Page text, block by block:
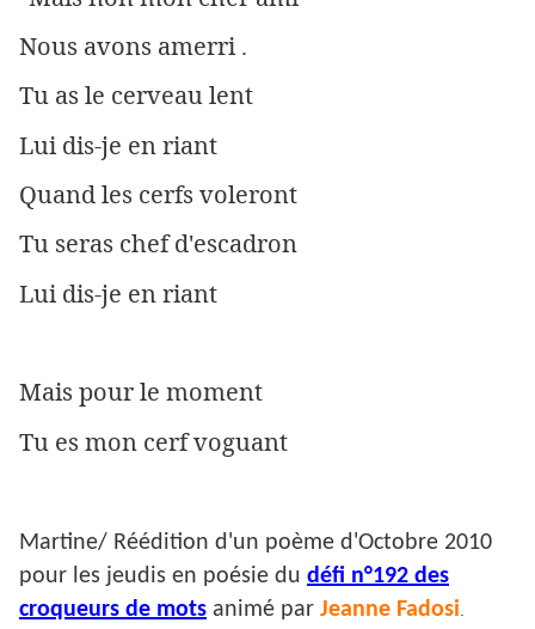
Nous avons amerri .
Tu as le cerveau lent
Lui dis-je en riant
Quand les cerfs voleront
Tu seras chef d'escadron
Lui dis-je en riant
Mais pour le moment
Tu es mon cerf voguant
Martine/ Réédition d'un poème d'Octobre 2010
pour les jeudis en poésie du défi n°192 des
croqueurs de mots animé par Jeanne Fadosi.